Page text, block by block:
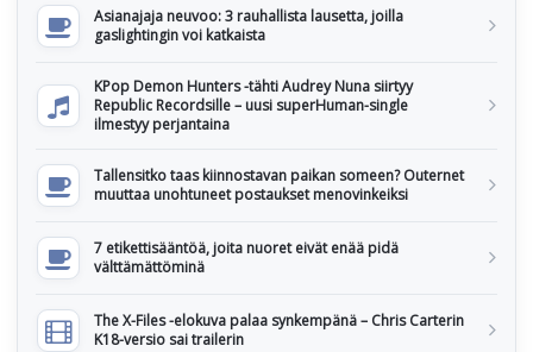
Asianajaja neuvoo: 3 rauhallista lausetta, joilla
gaslightingin voi katkaista
KPop Demon Hunters -tähti Audrey Nuna siirtyy
Republic Recordsille – uusi superHuman-single
ilmestyy perjantaina
Tallensitko taas kiinnostavan paikan someen? Outernet
muuttaa unohtuneet postaukset menovinkeiksi
7 etikettisääntöä, joita nuoret eivät enää pidä
välttämättöminä
The X-Files -elokuva palaa synkempänä – Chris Carterin
K18-versio sai trailerin